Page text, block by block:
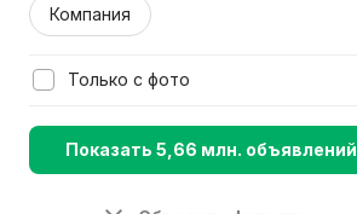
Компания
Только с фото
Показать 5,66 млн. объявлений